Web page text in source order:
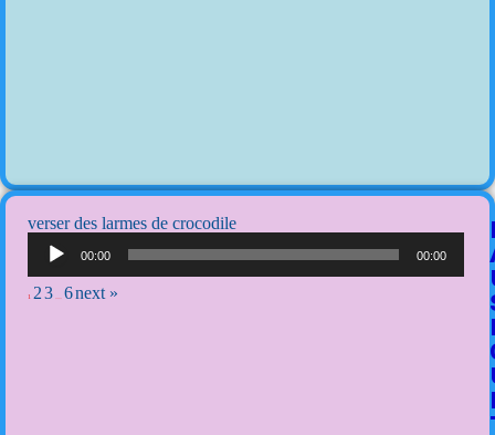
verser des larmes de crocodile
00:00 00:00
1 23 6next »